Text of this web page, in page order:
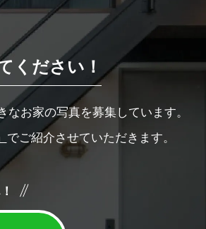
ください！
なお家の写真を募集しています。
でご紹介させていただきます。